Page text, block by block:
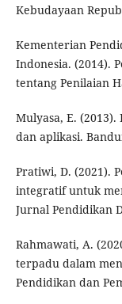
Kebudayaan
Kementerian
Indonesia. (2014).
tentang Penilaian
Mulyasa, E.
dan aplikasi.
Pratiwi, D. (2021).
integratif untuk
Jurnal Pendidikan
Rahmawati, A.
terpadu dalam
Pendidikan dan